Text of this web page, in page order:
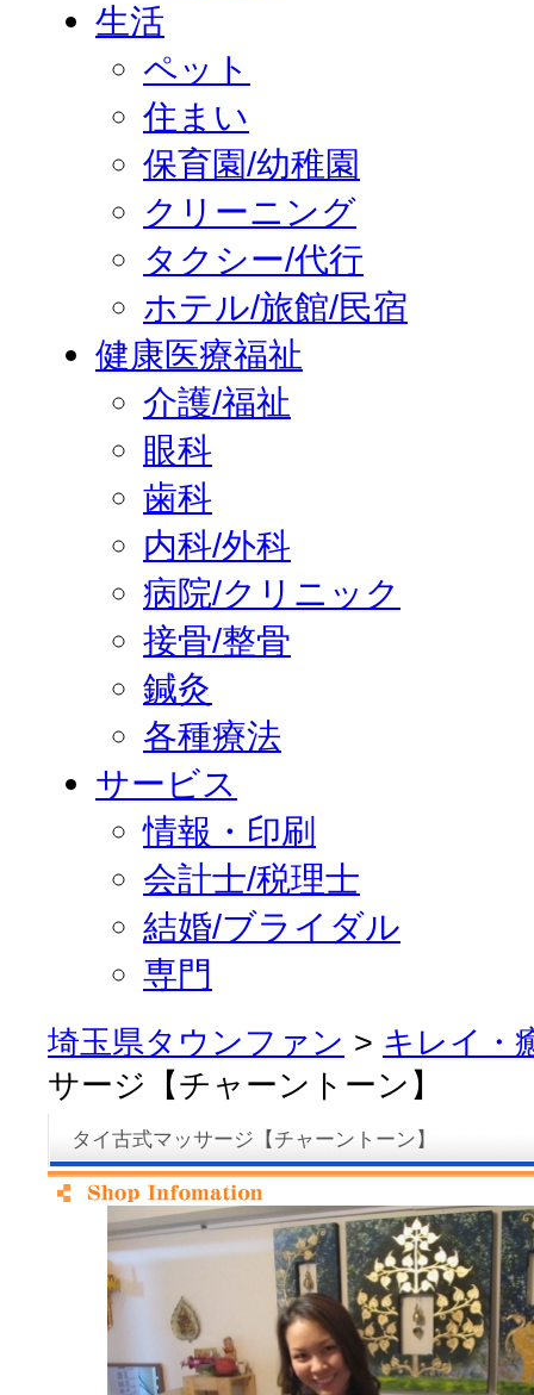
生活
ペット
住まい
保育園/幼稚園
クリーニング
タクシー/代行
ホテル/旅館/民宿
健康医療福祉
介護/福祉
眼科
歯科
内科/外科
病院/クリニック
接骨/整骨
鍼灸
各種療法
サービス
情報・印刷
会計士/税理士
結婚/ブライダル
専門
埼玉県タウンファン > キレイ・
サージ【チャーントーン】
タイ古式マッサージ【チャーントーン】